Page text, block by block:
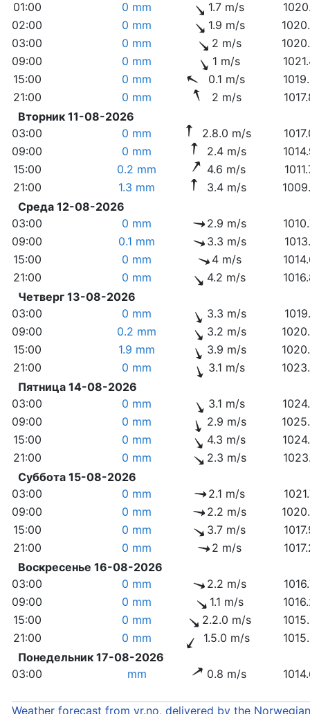
01:00
0 mm 1.7 m/s
02:00
0 mm 1.9 m/s
03:00
0 mm 2 m/s
09:00
0 mm 1 m/s
15:00
0 mm 0.1 m/s
21:00
0 mm 2 m/s
Вторник 11-08-2026
03:00
0 mm 2.8.0 m/s
09:00
0 mm 2.4 m/s
15:00
0.2 mm 4.6 m/s
21:00
1.3 mm 3.4 m/s
Среда 12-08-2026
03:00
0 mm 2.9 m/s
09:00
0.1 mm 3.3 m/s
15:00
0 mm 4 m/s
21:00
0 mm 4.2 m/s
Четверг 13-08-2026
03:00
0 mm 3.3 m/s
09:00
0.2 mm 3.2 m/s
15:00
1.9 mm 3.9 m/s
21:00
0 mm 3.1 m/s
Пятница 14-08-2026
03:00
0 mm 3.1 m/s
09:00
0 mm 2.9 m/s
15:00
0 mm 4.3 m/s
21:00
0 mm 2.3 m/s
Суббота 15-08-2026
03:00
0 mm 2.1 m/s
09:00
0 mm 2.2 m/s
15:00
0 mm 3.7 m/s
21:00
0 mm 2 m/s
Воскресенье 16-08-2026
03:00
0 mm 2.2 m/s
09:00
0 mm 1.1 m/s
15:00
0 mm 2.2.0 m/s
21:00
0 mm 1.5.0 m/s
Понедельник 17-08-2026
03:00
mm 0.8 m/s
Weather forecast from yr.no, delivered by the